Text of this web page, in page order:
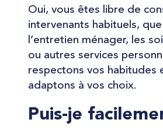
Oui, vous êtes libre de
intervenants habituels,
l’entretien ménager, les
ou autres services
respectons vos habitudes
adaptons à vos choix.
Puis-je